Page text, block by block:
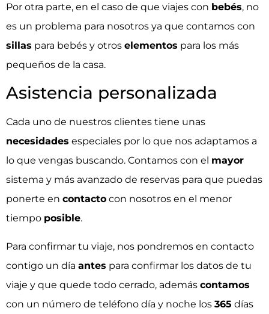
Por otra parte, en el caso de que viajes con bebés, no
es un problema para nosotros ya que contamos con
sillas para bebés y otros elementos para los más
pequeños de la casa.
Asistencia personalizada
Cada uno de nuestros clientes tiene unas
necesidades especiales por lo que nos adaptamos a
lo que vengas buscando. Contamos con el mayor
sistema y más avanzado de reservas para que puedas
ponerte en contacto con nosotros en el menor
tiempo posible.
Para confirmar tu viaje, nos pondremos en contacto
contigo un día antes para confirmar los datos de tu
viaje y que quede todo cerrado, además contamos
con un número de teléfono día y noche los 365 días